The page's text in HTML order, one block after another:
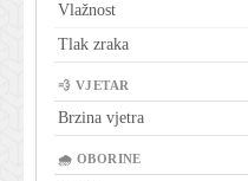
Vlažnost
Tlak zraka
💨 VJETAR
Brzina vjetra
🌧 OBORINE